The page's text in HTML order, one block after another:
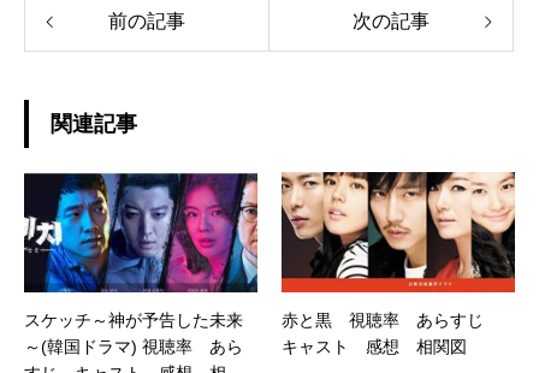
前の記事 次の記事
関連記事
スケッチ～神が予告した未来
～(韓国ドラマ) 視聴率 あら
赤と黒 視聴率 あらすじ
キャスト 感想 相関図